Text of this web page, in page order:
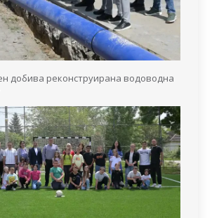
добива реконструирана водоводна